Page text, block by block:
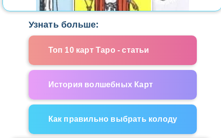
Узнать больше:
Топ 10 карт Таро - статьи
История волшебных Карт
Как правильно выбрать колоду